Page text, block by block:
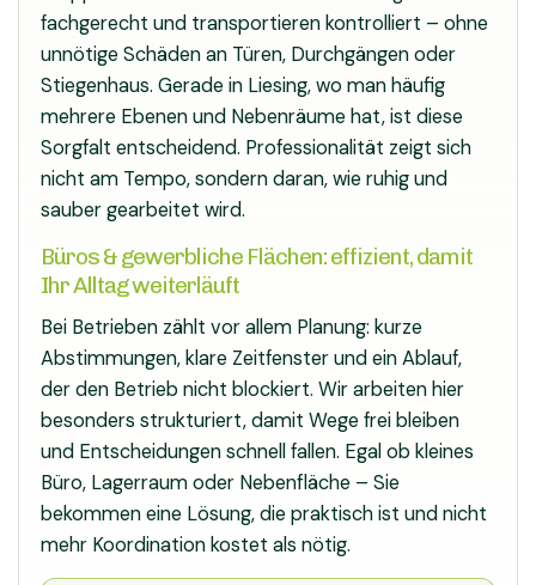
fachgerecht und transportieren kontrolliert – ohne
unnötige Schäden an Türen, Durchgängen oder
Stiegenhaus. Gerade in Liesing, wo man häufig
mehrere Ebenen und Nebenräume hat, ist diese
Sorgfalt entscheidend. Professionalität zeigt sich
nicht am Tempo, sondern daran, wie ruhig und
sauber gearbeitet wird.
Büros & gewerbliche Flächen: effizient, damit
Ihr Alltag weiterläuft
Bei Betrieben zählt vor allem Planung: kurze
Abstimmungen, klare Zeitfenster und ein Ablauf,
der den Betrieb nicht blockiert. Wir arbeiten hier
besonders strukturiert, damit Wege frei bleiben
und Entscheidungen schnell fallen. Egal ob kleines
Büro, Lagerraum oder Nebenfläche – Sie
bekommen eine Lösung, die praktisch ist und nicht
mehr Koordination kostet als nötig.